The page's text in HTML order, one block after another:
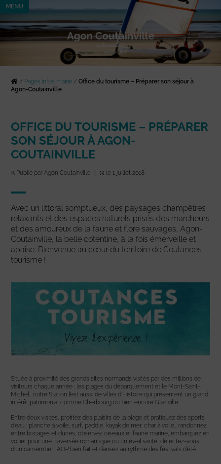
MENU
/ Pages infos mairie /Office du tourisme – Préparer son séjour à
Agon-Coutainville
OFFICE DU TOURISME – PRÉPARER
SON SÉJOUR À AGON-
COUTAINVILLE
Publié par Agon Coutainville le 1 juillet 2018
Avec un littoral somptueux, des paysages champêtres
relaxants et des espaces naturels prisés des marcheurs
et des amoureux de la faune et flore sauvages, Agon-
Coutainville, la belle cotentine, à la fois émerveille et
apaise. Bienvenue au cœur du territoire de Coutances
tourisme !
Située à proximité des grands sites normands visités par des millions de
visiteurs chaque année : les plages du débarquement et le Mont-Saint-
Michel., notre Station l’est aussi de villes d’Histoire qui présentent un grand
intérêt patrimonial comme Cherbourg ou bien encore Granville.
Entre deux visites, profitez des plaisirs de la plage et pratiquez des sports
d’eau : planche à voile, surf, paddle, kayak de mer, char à voile… randonnez
entre bocages et dunes, observez oiseaux et faune marine, embarquez en
voilier pour une traversée romantique ou un éveil santé, délectez-vous
d’un camembert AOP bien fait et dansez au rythme des festivals d’été…